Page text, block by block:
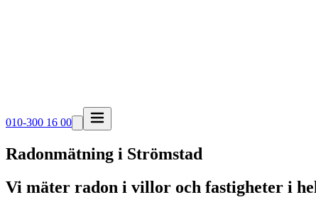
010-300 16 00
Radonmätning i Strömstad
Vi mäter radon i villor och fastigheter i